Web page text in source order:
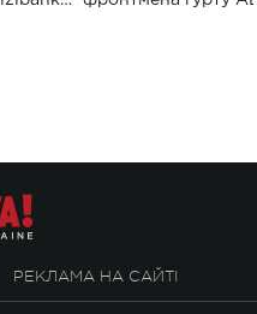
РЕКЛАМА НА САЙТІ